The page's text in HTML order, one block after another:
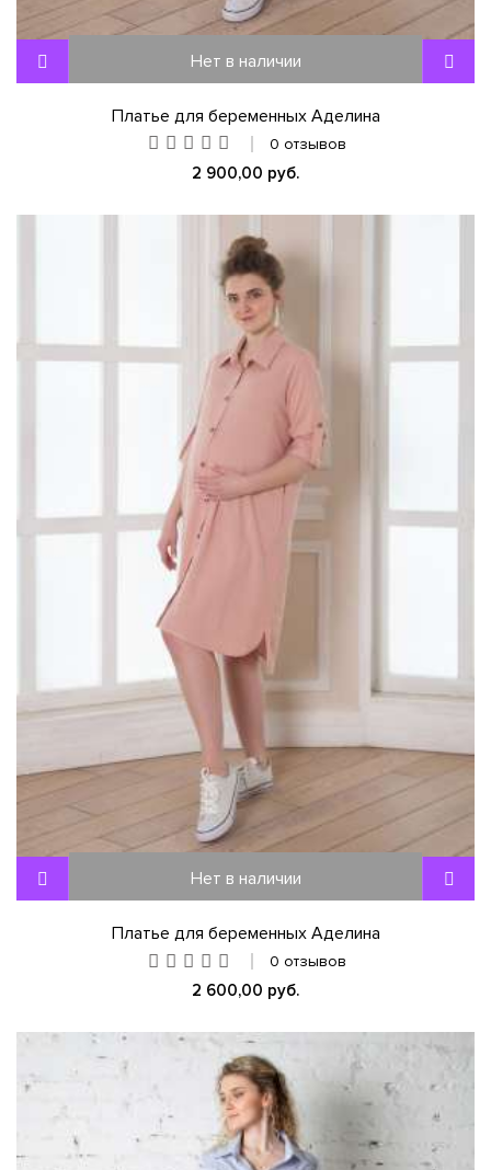
Нет в наличии
Платье для беременных Аделина
0 отзывов
2 900,00 руб.
Нет в наличии
Платье для беременных Аделина
0 отзывов
2 600,00 руб.